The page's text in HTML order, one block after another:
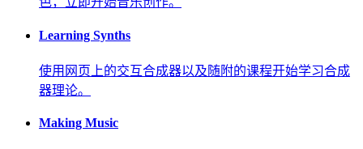
Learning Synths
使用网页上的交互合成器以及随附的课程开始学习合成
器理论。
Making Music